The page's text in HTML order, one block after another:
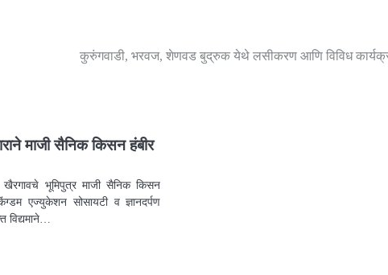
कुरुंगवाडी, भरवज, शेणवड बुद्रुक येथे लसीकरण आणि विविध
माजी सैनिक किसन हंबीर
खैरगावचे भूमिपुत्र माजी सैनिक किसन
एज्युकेशन सोसायटी व ज्ञानदर्पण
विद्यमाने…